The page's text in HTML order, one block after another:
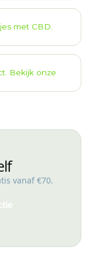
met CBD.
Bekijk onze
vanaf €70.